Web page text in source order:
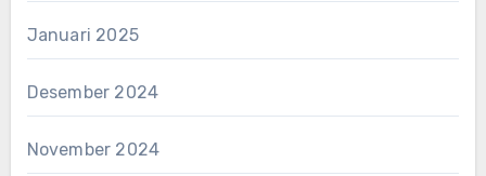
Januari 2025
Desember 2024
November 2024